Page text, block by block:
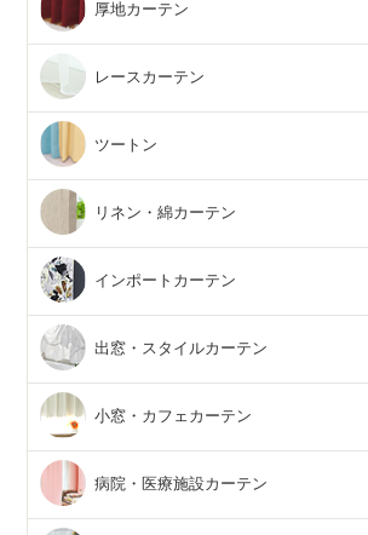
厚地カーテン
レースカーテン
ツートン
リネン・綿カーテン
インポートカーテン
出窓・スタイルカーテン
小窓・カフェカーテン
病院・医療施設カーテン